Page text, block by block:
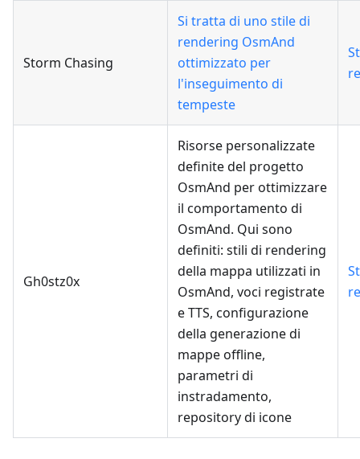
Storm Chasing
Si tratta di uno stile di
rendering OsmAnd
ottimizzato per
l'inseguimento di
tempeste
Gh0stz0x
Risorse personalizzate
definite del progetto
OsmAnd per ottimizzare
il comportamento di
OsmAnd. Qui sono
definiti: stili di rendering
della mappa utilizzati in
OsmAnd, voci registrate
e TTS, configurazione
della generazione di
mappe offline,
parametri di
instradamento,
repository di icone